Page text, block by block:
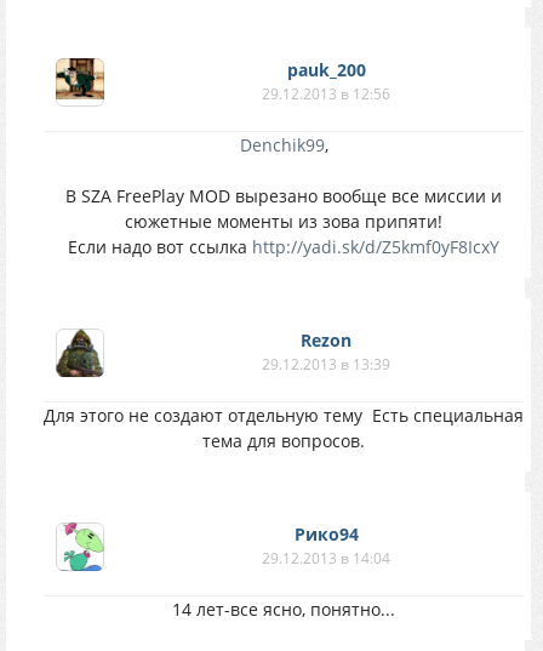
pauk_200
29.12.2013 в 12:56
Denchik99,
В SZA FreePlay MOD вырезано вообще все миссии и
сюжетные моменты из зова припяти!
Если надо вот ссылка http://yadi.sk/d/Z5kmf0yF8IcxY
Rezon
29.12.2013 в 13:39
Для этого не создают отдельную тему Есть специальная
тема для вопросов.
Рико94
29.12.2013 в 14:04
14 лет-все ясно, понятно...